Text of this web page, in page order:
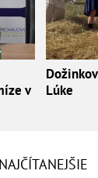
v
Lúke
NAJČÍTANEJŠIE